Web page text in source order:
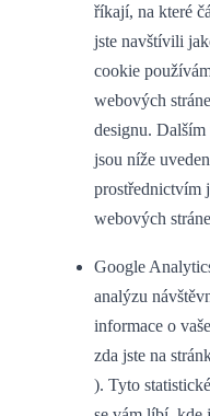
říkají, na které
jste navštívili
cookie
webových
designu.
jsou níže
prostřednictvím
webových
Google
analýzu
informace o
zda jste na
). Tyto